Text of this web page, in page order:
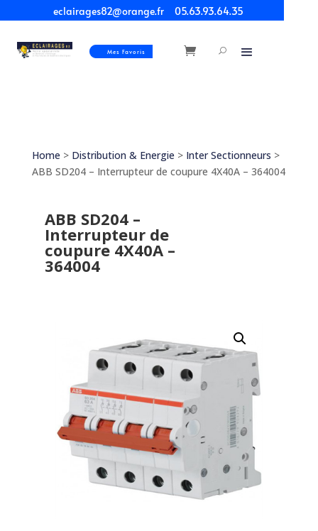
eclairages82@orange.fr 05.63.93.64.35
Mes Favoris
Home > Distribution & Energie > Inter Sectionneurs >
ABB SD204 – Interrupteur de coupure 4X40A – 364004
ABB SD204 –
Interrupteur de
coupure 4X40A –
364004